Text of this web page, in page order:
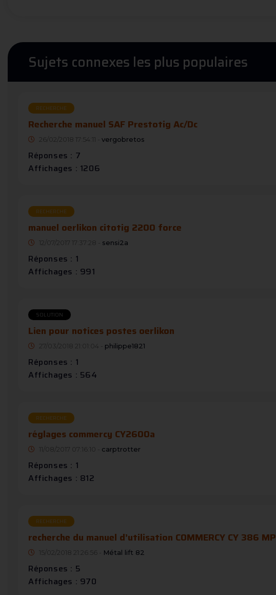
Sujets connexes les plus populaires
RECHERCHE
Recherche manuel SAF Prestotig Ac/Dc
26/02/2018 17:54:11 - vergobretos
Réponses : 7
Affichages : 1206
RECHERCHE
manuel oerlikon citotig 2200 force
12/07/2017 17:37:28 - sensi2a
Réponses : 1
Affichages : 991
SOLUTION
Lien pour notices postes oerlikon
27/03/2018 21:01:04 - philippe1821
Réponses : 1
Affichages : 564
RECHERCHE
réglages commercy CY2600a
11/08/2017 07:16:10 - carptrotter
Réponses : 1
Affichages : 812
RECHERCHE
recherche du manuel d’utilisation COMMERCY CY 386 MP
15/02/2018 21:26:56 - Métal lift 82
Réponses : 5
Affichages : 970